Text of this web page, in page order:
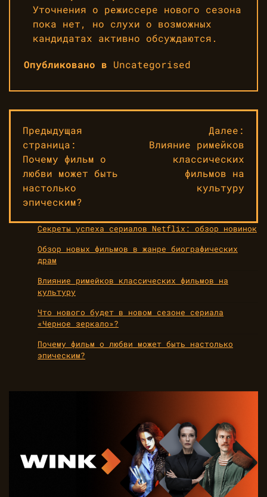
Уточнения о режиссере нового сезона
пока нет, но слухи о возможных
кандидатах активно обсуждаются.
Опубликовано в Uncategorised
Навигация
по
записям
Предыдущая
страница:
Почему фильм о
любви может быть
настолько
эпическим?
Далее:
Влияние римейков
классических
фильмов на
культуру
Секреты успеха сериалов Netflix: обзор новинок
Обзор новых фильмов в жанре биографических
драм
Влияние римейков классических фильмов на
культуру
Что нового будет в новом сезоне сериала
«Черное зеркало»?
Почему фильм о любви может быть настолько
эпическим?